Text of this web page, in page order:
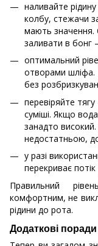
наливайте
колбу, стежачи
мають значення.
заливати в бонг
оптимальний
отворами шліфа.
без
перевіряйте
суміші. Якщо
занадто
недостатньою,
у разі
перекриває
Правильний
комфортним, не
рідини до рота.
Додаткові поради